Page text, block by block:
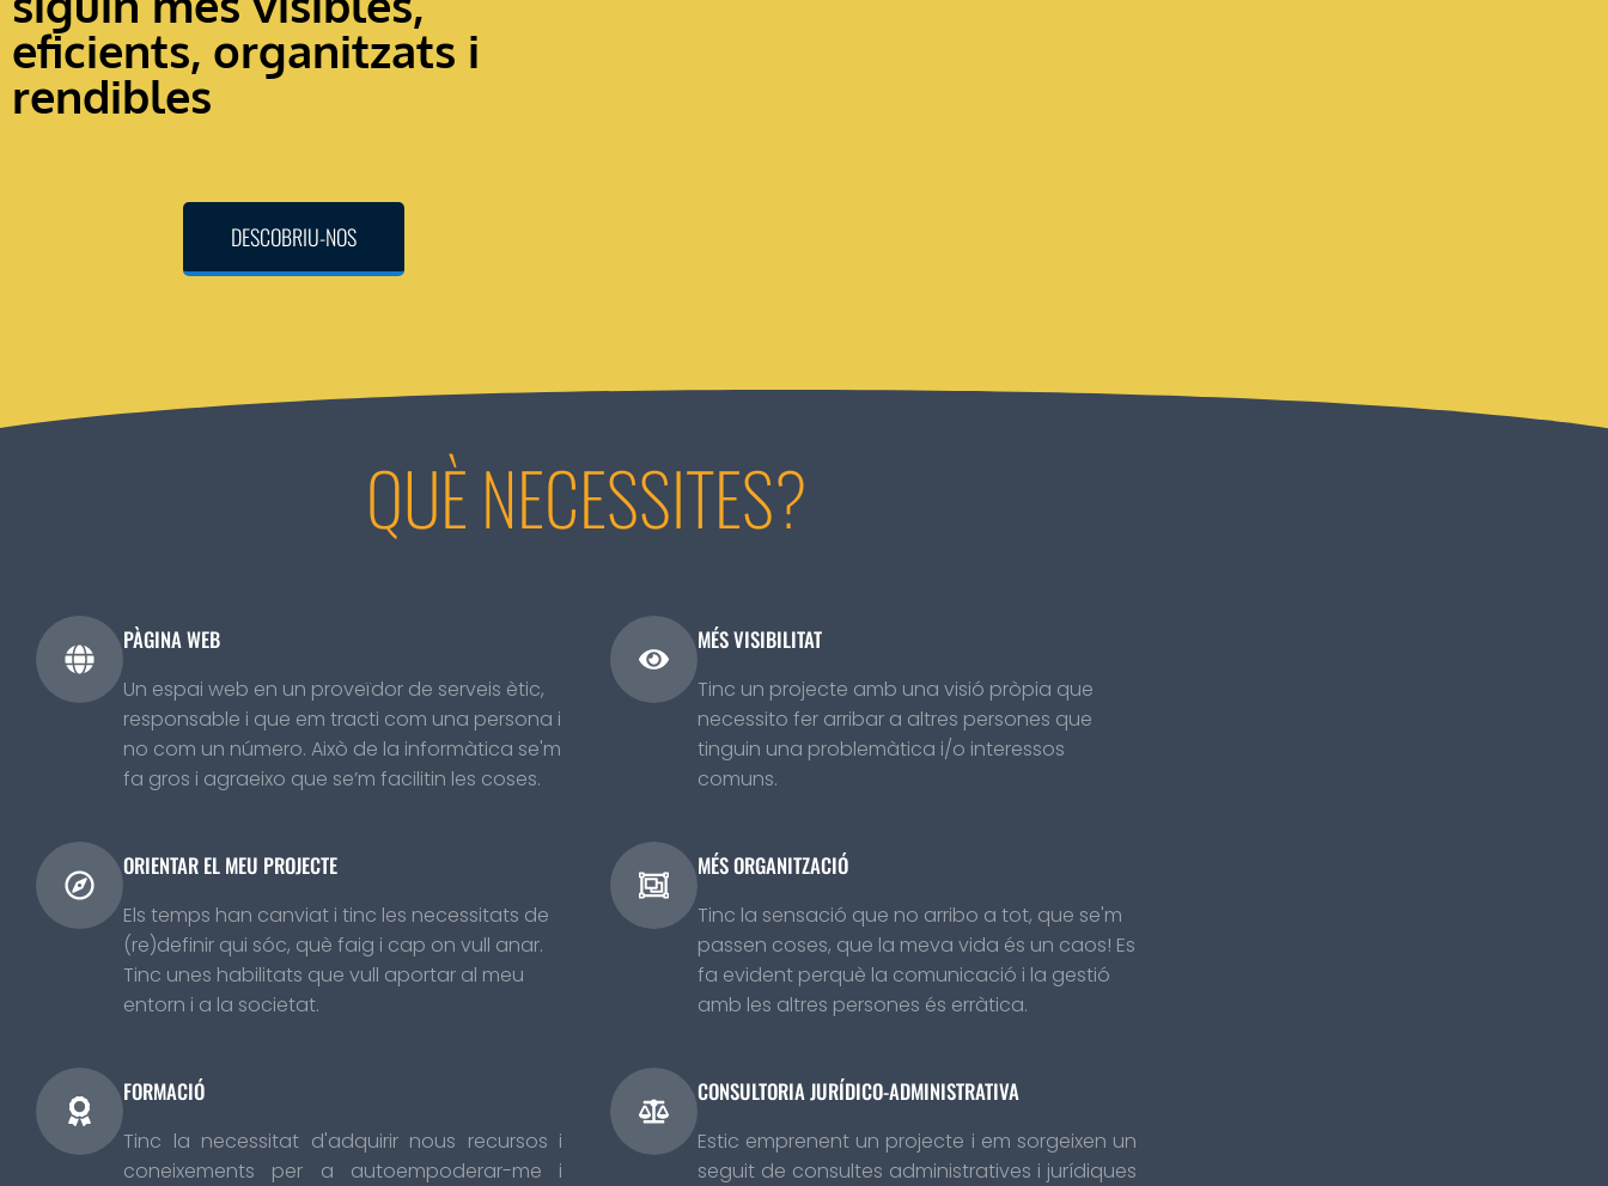
eficients, organitzats i
rendibles
DESCOBRIU-NOS
QUÈ NECESSITES?
PÀGINA WEB
Un espai web en un proveïdor de serveis ètic,
responsable i que em tracti com una persona i
no com un número. Això de la informàtica se'm
fa gros i agraeixo que se’m facilitin les coses.
MÉS VISIBILITAT
Tinc un projecte amb una visió pròpia que
necessito fer arribar a altres persones que
tinguin una problemàtica i/o interessos
comuns.
ORIENTAR EL MEU PROJECTE
Els temps han canviat i tinc les necessitats de
(re)definir qui sóc, què faig i cap on vull anar.
Tinc unes habilitats que vull aportar al meu
entorn i a la societat.
MÉS ORGANITZACIÓ
Tinc la sensació que no arribo a tot, que se'm
passen coses, que la meva vida és un caos! Es
fa evident perquè la comunicació i la gestió
amb les altres persones és erràtica.
FORMACIÓ
Tinc la necessitat d'adquirir nous recursos i
coneixements per a autoempoderar-me i
CONSULTORIA JURÍDICO-ADMINISTRATIVA
Estic emprenent un projecte i em sorgeixen un
seguit de consultes administratives i jurídiques